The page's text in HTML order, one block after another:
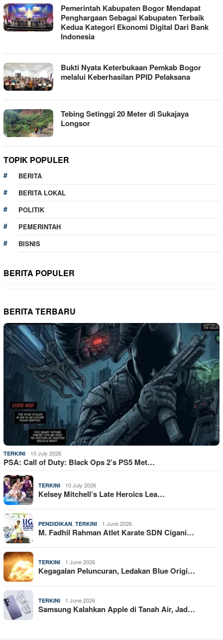
Pemerintah Kabupaten Bogor Mendapat
Penghargaan Sebagai Kabupaten Terbaik
Kedua Kategori Ekonomi Digital Dari Bank
Indonesia
Bukti Nyata Keterbukaan Pemkab Bogor
melalui Keberhasilan PPID Pelaksana
Tebing Setinggi 20 Meter di Sukajaya
Longsor
TOPIK POPULER
BERITA
BERITA LOKAL
POLITIK
PEMERINTAH
BISNIS
BERITA POPULER
BERITA TERBARU
TERKINI 10 July 2026
PSA: Call of Duty: Black Ops 2’s PS5 Met…
TERKINI 10 July 2026
Kelsey Mitchell’s Late Heroics Lea…
PENDIDIKAN TERKINI 1 June 2026
M. Fadhil Rahman Atlet Karate SDN Cigani…
TERKINI 1 June 2026
Kegagalan Peluncuran, Ledakan Blue Origi…
TERKINI 1 June 2026
Samsung Kalahkan Apple di Tanah Air, Jad…